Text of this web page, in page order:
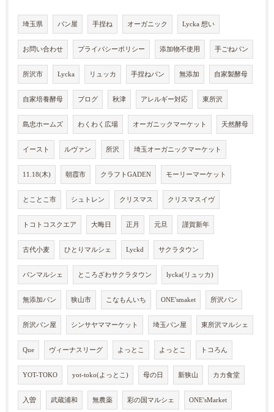
埼玉県 パン屋 手捏ね オーガニック Lycka 想い
お問い合わせ プライバシーポリシー 添加物不使用 手ごねパン
所沢市 Lycka リュッカ 手捏ねパン 無添加 自家製酵母
自家培養酵母 ブログ 秋津 アレルギー対応 東所沢
島忠ホームズ わくわく広場 オーガニックマーケット 天然酵母
イースト ルヴァン 所沢 埼玉オーガニックマーケット
11.18(木) 朝霞市 クラフトGADEN モーリーマーケット
とことこ市 シュトレン クリスマス クリスマスイヴ
トコトコスクエア 大晦日 正月 元旦 謹賀新年
古代小麦 ひとりマルシェ Lyckd サクラタウン
パンマルシェ ところざわサクラタウン lycka(リュッカ)
無添加パン 狭山市 こなもんいち ONE'smaket 所沢パン
所沢パン屋 シンサヤママーケット 埼玉パン屋 東所沢マルシェ
Que ヴィーナスリーグ よっとこ よっとこ トコろん
YOT-TOKO yot-toko(よっとこ) 母の日 新狭山 カカ食堂
入曽 武蔵浦和 無農薬 彩の国マルシェ ONE'sMarket